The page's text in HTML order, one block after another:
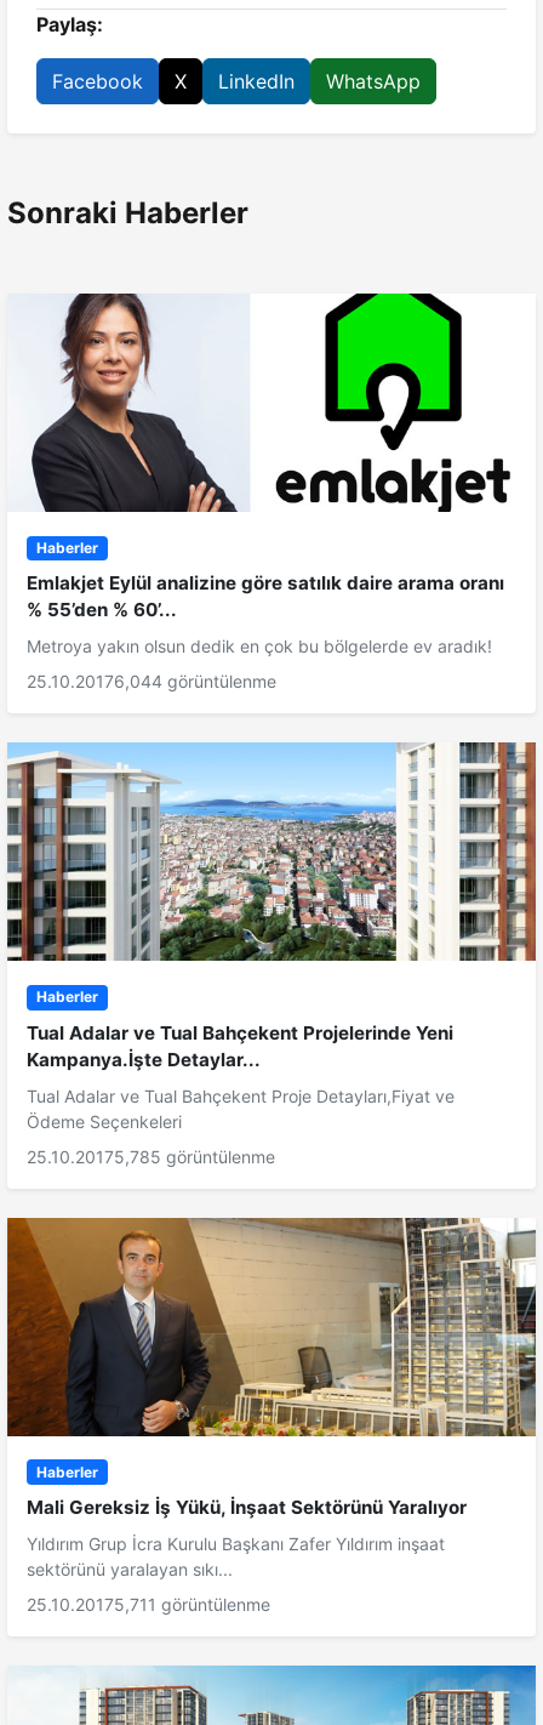
Paylaş:
Facebook X LinkedIn WhatsApp
Sonraki Haberler
Haberler
Emlakjet Eylül analizine göre satılık daire arama oranı
% 55’den % 60’...
Metroya yakın olsun dedik en çok bu bölgelerde ev aradık!
25.10.20176,044 görüntülenme
Haberler
Tual Adalar ve Tual Bahçekent Projelerinde Yeni
Kampanya.İşte Detaylar...
Tual Adalar ve Tual Bahçekent Proje Detayları,Fiyat ve
Ödeme Seçenkeleri
25.10.20175,785 görüntülenme
Haberler
Mali Gereksiz İş Yükü, İnşaat Sektörünü Yaralıyor
Yıldırım Grup İcra Kurulu Başkanı Zafer Yıldırım inşaat
sektörünü yaralayan sıkı...
25.10.20175,711 görüntülenme